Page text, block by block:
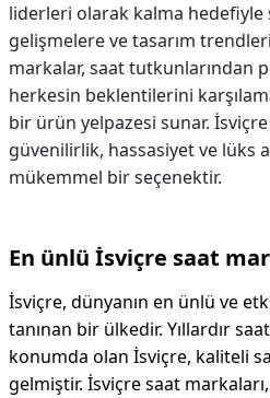
liderleri olarak kalma
gelişmelere ve tasarım
markalar, saat tutkunlarından
herkesin beklentilerini
bir ürün yelpazesi sunar.
güvenilirlik, hassasiyet ve lüks
mükemmel bir seçenektir.
En ünlü İsviçre saat
İsviçre, dünyanın en ünlü ve
tanınan bir ülkedir. Yıllardır
konumda olan İsviçre, kaliteli
gelmiştir. İsviçre saat